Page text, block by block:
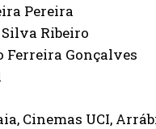
Pereira
Ribeiro
Ferreira Gonçalves
Cinemas UCI,